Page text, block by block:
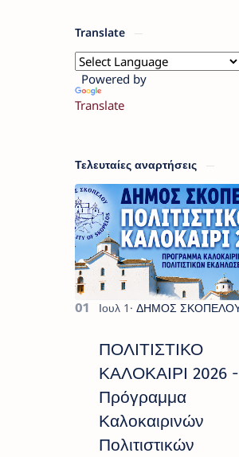
Translate
Powered by
Translate
Τελευταίες αναρτήσεις
ΠΟΛΙΤΙΣΤΙΚΟ
ΚΑΛΟΚΑΙΡΙ 2026 -
Πρόγραμμα
Καλοκαιρινών
Πολιτιστικών